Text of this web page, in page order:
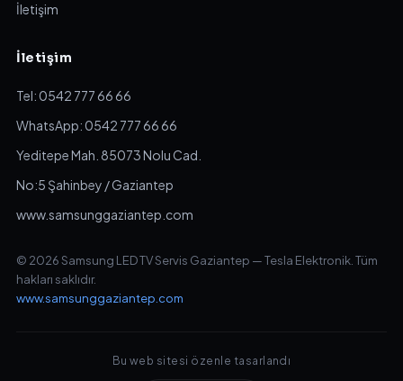
İletişim
İletişim
Tel: 0542 777 66 66
WhatsApp: 0542 777 66 66
Yeditepe Mah. 85073 Nolu Cad.
No:5 Şahinbey / Gaziantep
www.samsunggaziantep.com
© 2026 Samsung LED TV Servis Gaziantep — Tesla Elektronik. Tüm
hakları saklıdır.
www.samsunggaziantep.com
Bu web sitesi özenle tasarlandı